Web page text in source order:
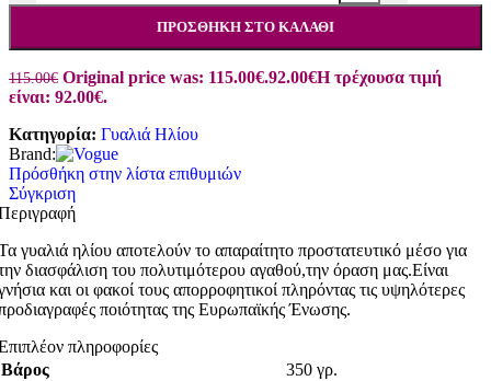
ΠΡΟΣΘΉΚΗ ΣΤΟ ΚΑΛΆΘΙ
115.00€ Original price was: 115.00€.92.00€Η τρέχουσα τιμή
είναι: 92.00€.
Κατηγορία: Γυαλιά Ηλίου
Brand:
Πρόσθήκη στην λίστα επιθυμιών
Σύγκριση
γυαλιά ηλίου αποτελούν το απαραίτητο προστατευτικό μέσο για
διασφάλιση του πολυτιμότερου αγαθού,την όραση μας.Είναι
και οι φακοί τους απορροφητικοί πληρόντας τις υψηλότερες
ποιότητας της Ευρωπαϊκής Ένωσης.
πληροφορίες
Βάρος
350 γρ.